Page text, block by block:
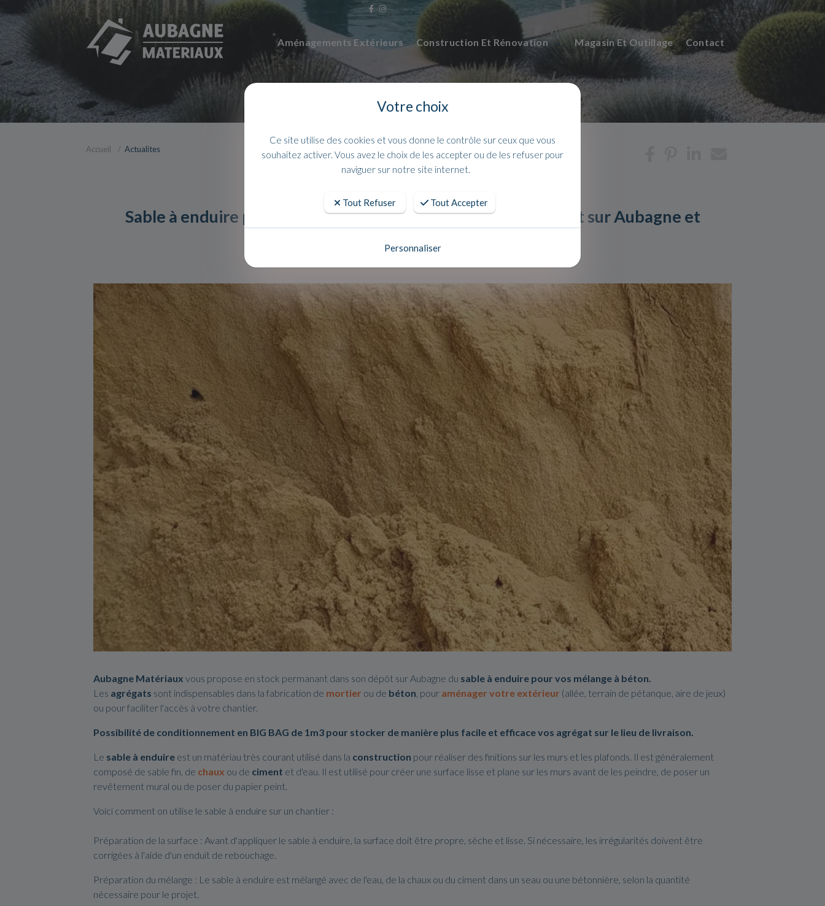
Aménagements Extérieurs Construction Et Rénovation Magasin Et Outillage Contact
Accueil Actualites
Sable à enduire pour vos mélange à béton en stock permanant sur Aubagne et
Aubagne Matériaux vous propose en stock permanant dans son dépôt sur Aubagne du sable à enduire pour vos mélange à béton.
Les agrégats sont indispensables dans la fabrication de mortier ou de béton , pour aménager votre extérieur (allée, terrain de pétanque, aire de jeux)
ou pour faciliter l'accès à votre chantier.
Possibilité de conditionnement en BIG BAG de 1m3 pour stocker de manière plus facile et efficace vos agrégat sur le lieu de livraison.
Le sable à enduire est un matériau très courant utilisé dans la construction pour réaliser des finitions sur les murs et les plafonds. Il est généralement
composé de sable fin, de chaux ou de ciment et d'eau. Il est utilisé pour créer une surface lisse et plane sur les murs avant de les peindre, de poser un
revêtement mural ou de poser du papier peint.
Voici comment on utilise le sable à enduire sur un chantier :
Préparation de la surface : Avant d'appliquer le sable à enduire, la surface doit être propre, sèche et lisse. Si nécessaire, les irrégularités doivent être
corrigées à l'aide d'un enduit de rebouchage.
Préparation du mélange : Le sable à enduire est mélangé avec de l'eau, de la chaux ou du ciment dans un seau ou une bétonnière, selon la quantité
nécessaire pour le projet.
Votre choix
Ce site utilise des cookies et vous donne le contrôle sur ceux que vous
souhaitez activer. Vous avez le choix de les accepter ou de les refuser pour
naviguer sur notre site internet.
Tout Refuser Tout Accepter
Personnaliser